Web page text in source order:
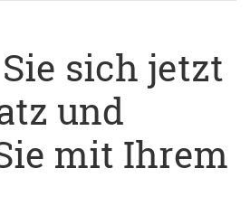
sich jetzt
und
mit Ihrem